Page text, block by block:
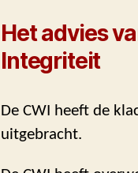
Het advies
Integriteit
De CWI heeft de
uitgebracht.